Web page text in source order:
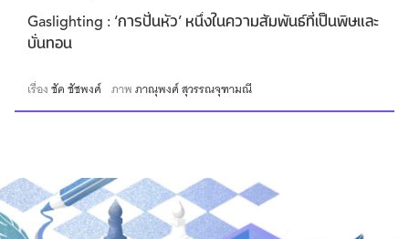
Gaslighting : ‘การปั่นหัว’ หนึ่งในความสัมพันธ์ที่เป็นพิษและ
บั่นทอน
เรื่องชัค ชัชพงศ์ ภาพภาณุพงศ์ สุวรรณจุฑามณี